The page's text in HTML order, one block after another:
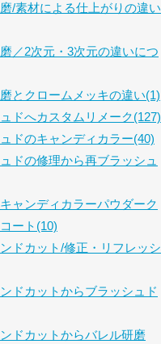
/素材による仕上がりの違い
／2次元・3次元の違いにつ
とクロームメッキの違い(1)
ドへカスタムリメーク(127)
ドのキャンディカラー(40)
ドの修理から再ブラッシュ
ャンディカラーパウダーク
ート(10)
ドカット/修正・リフレッシ
ドカットからブラッシュド
ドカットからバレル研磨